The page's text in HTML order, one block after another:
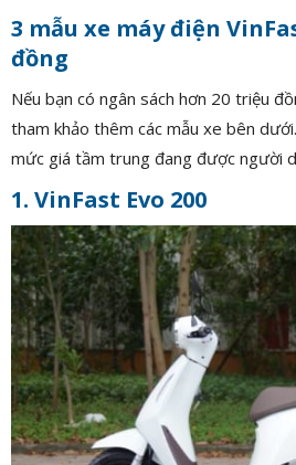
3 mẫu xe máy điện
đồng
Nếu bạn có ngân sách hơn 20 triệu
tham khảo thêm các mẫu xe bên
mức giá tầm trung đang được người
1. VinFast Evo 200